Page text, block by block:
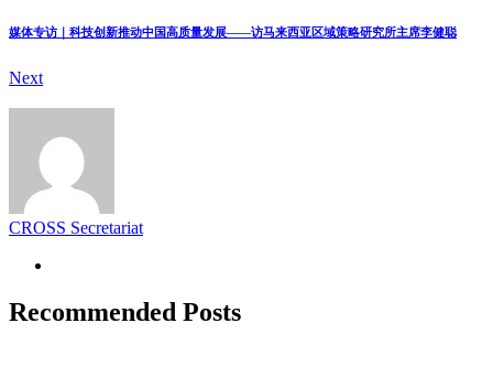
媒体专访｜科技创新推动中国高质量发展——访马来西亚区域策略研究所主席李健聪
Next
CROSS Secretariat
Recommended Posts